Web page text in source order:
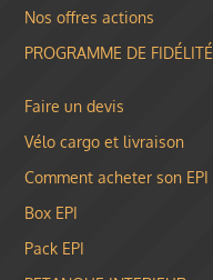
Nos offres actions
PROGRAMME DE FIDÉLITÉ
Faire un devis
Vélo cargo et livraison
Comment acheter son EPI
Box EPI
Pack EPI